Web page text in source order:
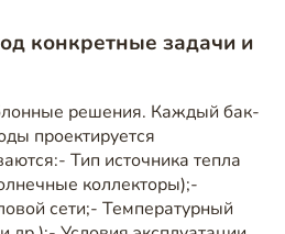
конкретные задачи и
решения. Каждый бак-
проектируется
Тип источника тепла
коллекторы);-
сети;- Температурный